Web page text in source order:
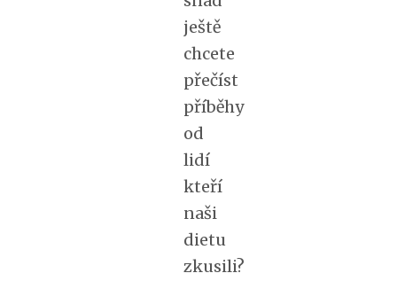
ještě
chcete
přečíst
příběhy
od
lidí
kteří
naši
dietu
zkusili?